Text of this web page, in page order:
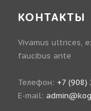
КОНТАКТЫ
Vivamus ultrices,
faucibus ante
Телефон: +7 (908)
E-mail: